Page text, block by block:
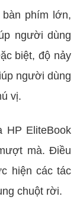
phím lớn,
người dùng
biệt, độ nảy
người dùng
vị.
HP EliteBook
mà. Điều
hiện các tác
chuột rời.